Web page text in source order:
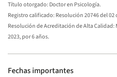
Título otorgado: Doctor en Psicología.
Registro calificado: Resolución 20746 del
Resolución de Acreditación de Alta Calidad:
2023, por 6 años.
Fechas importantes